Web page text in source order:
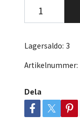
Lagersaldo: 3
Artikelnummer:
Dela